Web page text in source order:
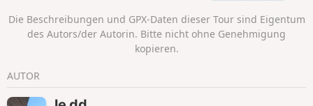
Die Beschreibungen und GPX-Daten dieser Tour sind Eigentum
des Autors/der Autorin. Bitte nicht ohne Genehmigung
kopieren.
AUTOR